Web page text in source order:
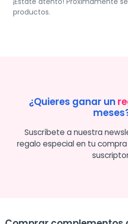
productos.
¿Quieres ganar un
Suscríbete a nuestra
regalo especial en tu